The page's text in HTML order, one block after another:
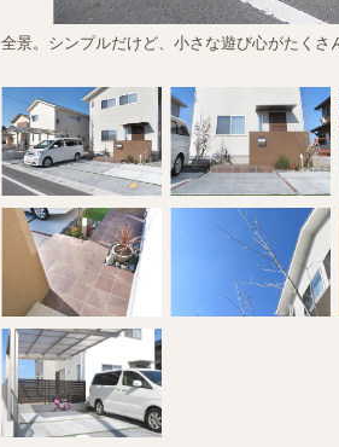
全景。シンプルだけど、小さな遊び心がたくさ